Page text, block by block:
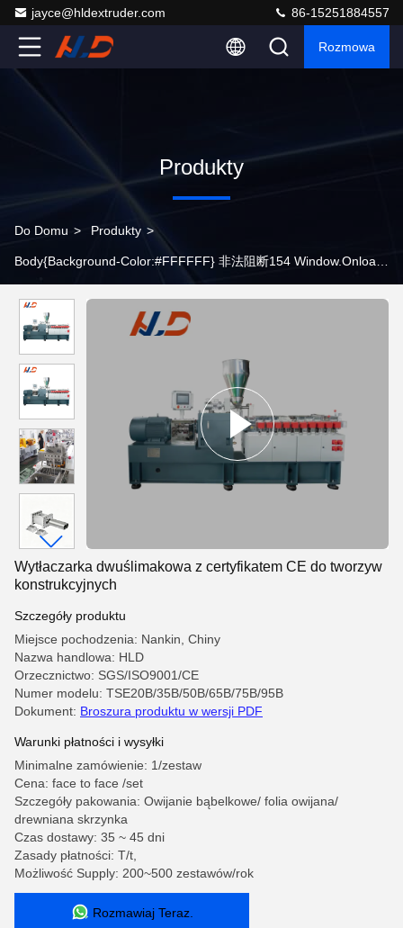
jayce@hldextruder.com 86-15251884557
Rozmowa
Produkty
Do Domu > Produkty >
konstrukcyjnych
Wytłaczarka dwuślimakowa z certyfikatem CE do tworzyw
konstrukcyjnych
Szczegóły produktu
Miejsce pochodzenia: Nankin, Chiny
Nazwa handlowa: HLD
Orzecznictwo: SGS/ISO9001/CE
Numer modelu: TSE20B/35B/50B/65B/75B/95B
Dokument: Broszura produktu w wersji PDF
Warunki płatności i wysyłki
Minimalne zamówienie: 1/zestaw
Cena: face to face /set
Szczegóły pakowania: Owijanie bąbelkowe/ folia owijana/
drewniana skrzynka
Czas dostawy: 35 ~ 45 dni
Zasady płatności: T/t,
Możliwość Supply: 200~500 zestawów/rok
Rozmawiaj Teraz.